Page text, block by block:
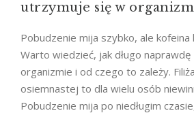
utrzymuje się w
Pobudzenie mija szybko, ale kofeina
Warto wiedzieć, jak długo
organizmie i od czego to zależy.
osiemnastej to dla wielu osób
Pobudzenie mija po niedługim